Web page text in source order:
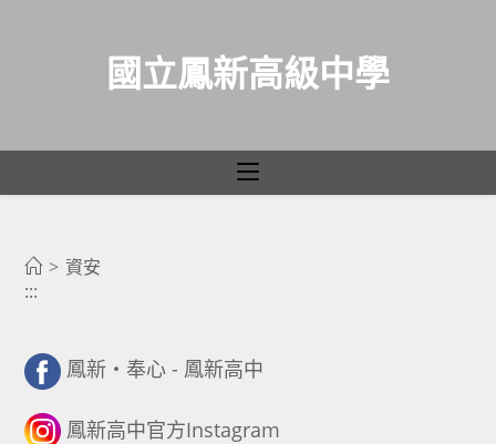
國立鳳新高級中學
> 資安
:::
鳳新・奉心 - 鳳新高中
鳳新高中官方Instagram